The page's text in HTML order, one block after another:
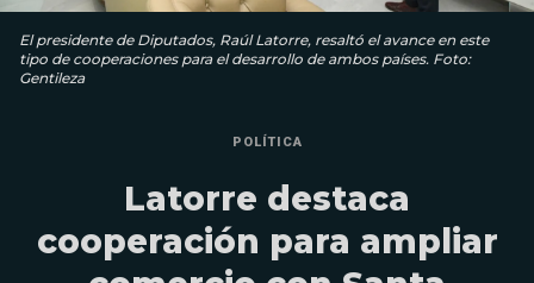
El presidente de Diputados, Raúl Latorre, resaltó el avance en este
tipo de cooperaciones para el desarrollo de ambos países. Foto:
Gentileza
POLÍTICA
Latorre destaca
cooperación para ampliar